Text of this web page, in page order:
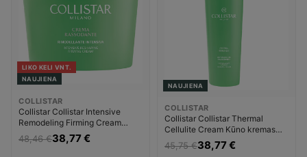
LIKO KELI VNT.
NAUJIENA
COLLISTAR
Collistar Collistar Intensive
Remodeling Firming Cream
Kūno kremas Liekninanti kūno
priežiūros priemonė Moterims
48,46 €38,77 €
NAUJIENA
COLLISTAR
Collistar Collistar Thermal
Cellulite Cream Kūno kremas
Liekninanti kūno priežiūros
priemonė Moterims
45,75 €38,77 €